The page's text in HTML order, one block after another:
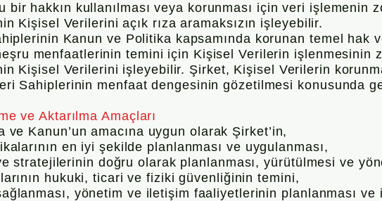
bir hakkın kullanılması veya korunması için veri işlemenin
Kişisel Verilerini açık rıza aramaksızın işleyebilir.
Kanun ve Politika kapsamında korunan temel hak
menfaatlerinin temini için Kişisel Verilerin işlenmesinin
Kişisel Verilerini işleyebilir. Şirket, Kişisel Verilerin
Sahiplerinin menfaat dengesinin gözetilmesi konusunda
ve Aktarılma Amaçları
Kanun’un amacına uygun olarak Şirket’in,
en iyi şekilde planlanması ve uygulanması,
stratejilerinin doğru olarak planlanması, yürütülmesi ve
hukuki, ticari ve fiziki güvenliğinin temini,
yönetim ve iletişim faaliyetlerinin planlanması ve